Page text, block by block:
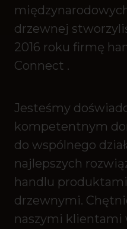
drzewnej
2016 roku firmę
Connect .
Jesteśmy
kompetentnym
do wspólnego
najlepszych
handlu
drzewnymi.
naszymi klientami